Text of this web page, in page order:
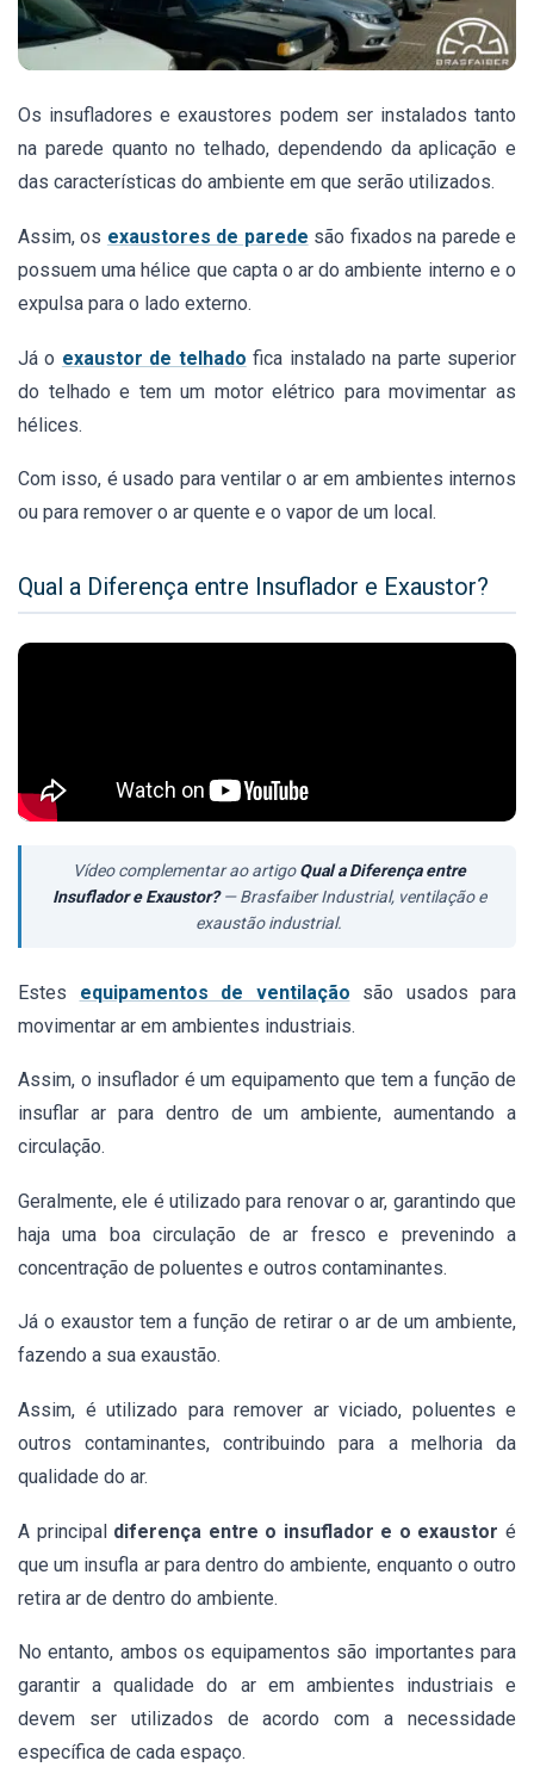
Os insufladores e exaustores podem ser instalados tanto
na parede quanto no telhado, dependendo da aplicação e
das características do ambiente em que serão utilizados.
Assim, os exaustores de parede são fixados na parede e
possuem uma hélice que capta o ar do ambiente interno e o
expulsa para o lado externo.
Já o exaustor de telhado fica instalado na parte superior
do telhado e tem um motor elétrico para movimentar as
hélices.
Com isso, é usado para ventilar o ar em ambientes internos
ou para remover o ar quente e o vapor de um local.
Qual a Diferença entre Insuflador e Exaustor?
Vídeo complementar ao artigoQual a Diferença entre
Insuflador e Exaustor?— Brasfaiber Industrial, ventilação e
exaustão industrial.
Estes equipamentos de ventilação são usados para
movimentar ar em ambientes industriais.
Assim, o insuflador é um equipamento que tem a função de
insuflar ar para dentro de um ambiente, aumentando a
circulação.
Geralmente, ele é utilizado para renovar o ar, garantindo que
haja uma boa circulação de ar fresco e prevenindo a
concentração de poluentes e outros contaminantes.
Já o exaustor tem a função de retirar o ar de um ambiente,
fazendo a sua exaustão.
Assim, é utilizado para remover ar viciado, poluentes e
outros contaminantes, contribuindo para a melhoria da
qualidade do ar.
A principal diferença entre o insuflador e o exaustor é
que um insufla ar para dentro do ambiente, enquanto o outro
retira ar de dentro do ambiente.
No entanto, ambos os equipamentos são importantes para
garantir a qualidade do ar em ambientes industriais e
devem ser utilizados de acordo com a necessidade
específica de cada espaço.